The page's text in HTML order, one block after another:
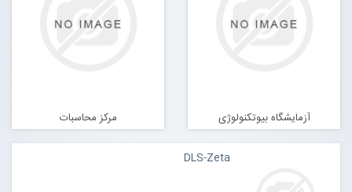
مرکز محاسبات آزمایشگاه بیوتکنولوژی
DLS-Zeta